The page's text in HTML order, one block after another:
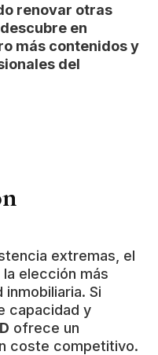
renovar otras
en
más contenidos y
del
extremas, el
la elección más
Si
capacidad y
ofrece un
coste competitivo.